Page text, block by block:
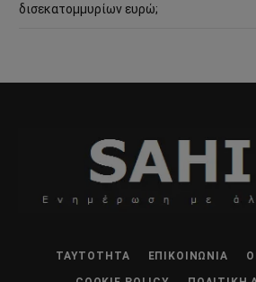
δισεκατομμυρίων ευρώ;
ΤΑΥΤΌΤΗΤΑ ΕΠΙΚΟΙΝΩΝΊΑ